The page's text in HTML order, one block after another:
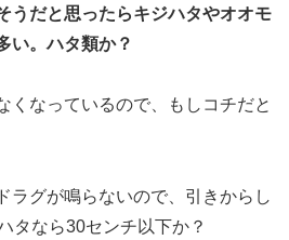
うだと思ったらキジハタやオオモ
い。ハタ類か？
くなっているので、もしコチだと
ラグが鳴らないので、引きからし
タなら30センチ以下か？